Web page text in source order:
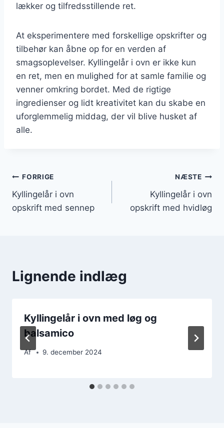
lækker og tilfredsstillende ret.
At eksperimentere med forskellige opskrifter og
tilbehør kan åbne op for en verden af
smagsoplevelser. Kyllingelår i ovn er ikke kun
en ret, men en mulighed for at samle familie og
venner omkring bordet. Med de rigtige
ingredienser og lidt kreativitet kan du skabe en
uforglemmelig middag, der vil blive husket af
alle.
Indlægsnavigation
FORRIGE
Kyllingelår i ovn
opskrift med sennep
NÆSTE
Kyllingelår i ovn
opskrift med hvidløg
Lignende indlæg
Kyllingelår i ovn med løg og
balsamico
Af 9. december 2024